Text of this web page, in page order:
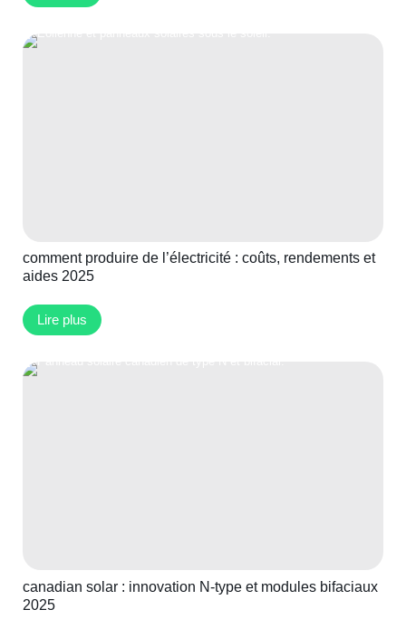
comment produire de l’électricité : coûts, rendements et
aides 2025
Lire plus
canadian solar : innovation N-type et modules bifaciaux
2025